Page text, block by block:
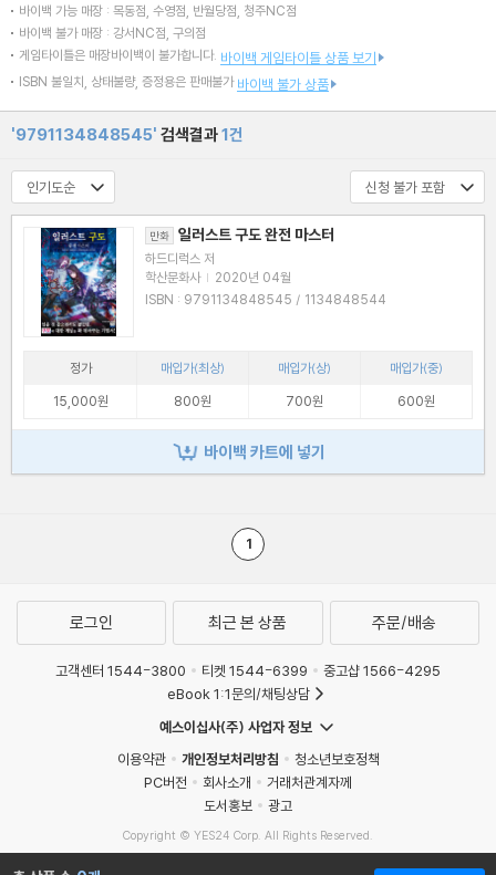
바이백 가능 매장 : 목동점, 수영점, 반월당점, 청주NC점
바이백 불가 매장 : 강서NC점, 구의점
게임타이틀은 매장바이백이 불가합니다. 바이백 게임타이틀 상품 보기
ISBN 불일치, 상태불량, 증정용은 판매불가 바이백 불가 상품
'9791134848545' 검색결과1건
만화 일러스트 구도 완전 마스터
하드디럭스 저
학산문화사 | 2020년 04월
ISBN : 9791134848545 / 1134848544
정가 매입가(최상) 매입가(상)
매입가(중)
15,000원
800원 700원 600원
바이백 카트에 넣기
1
로그인 최근 본 상품 주문/배송
고객센터 1544-3800 티켓 1544-6399
중고샵 1566-4295
eBook 1:1문의/채팅상담
예스이십사(주) 사업자 정보
이용약관
개인정보처리방침
청소년보호정책
PC버전
회사소개
거래처관계자께
도서홍보
광고
Copyright © YES24 Corp. All Rights Reserved.
MATOM4